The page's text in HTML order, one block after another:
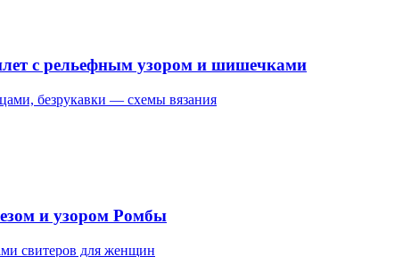
с рельефным узором и шишечками
безрукавки — схемы вязания
и узором Ромбы
свитеров для женщин